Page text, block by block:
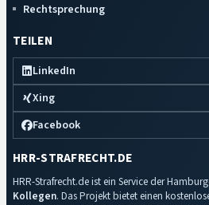
Rechtsprechung
TEILEN
LinkedIn
Xing
Facebook
HRR-STRAFRECHT.DE
HRR-Strafrecht.de ist ein Service der
Kollegen. Das Projekt bietet einen